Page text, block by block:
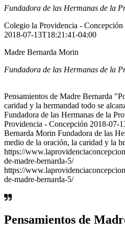
Fundadora de las Hermanas de la
Colegio la Providencia - Concepción
2018-07-13T18:21:41-04:00
Madre Bernarda Morin
Fundadora de las Hermanas de la
Pensamientos de Madre Bernarda
caridad y la hermandad todo se
Fundadora de las Hermanas de la
Providencia - Concepción 2018-07-
Bernarda Morin Fundadora de las
medio de la oración, la caridad y la
https://
de-madre-bernarda-5/
https://
de-madre-bernarda-5/
Pensamientos de